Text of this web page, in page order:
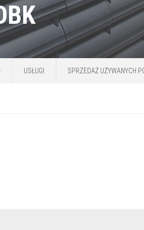
USŁUGI SPRZEDAŻ UŻYWANYCH